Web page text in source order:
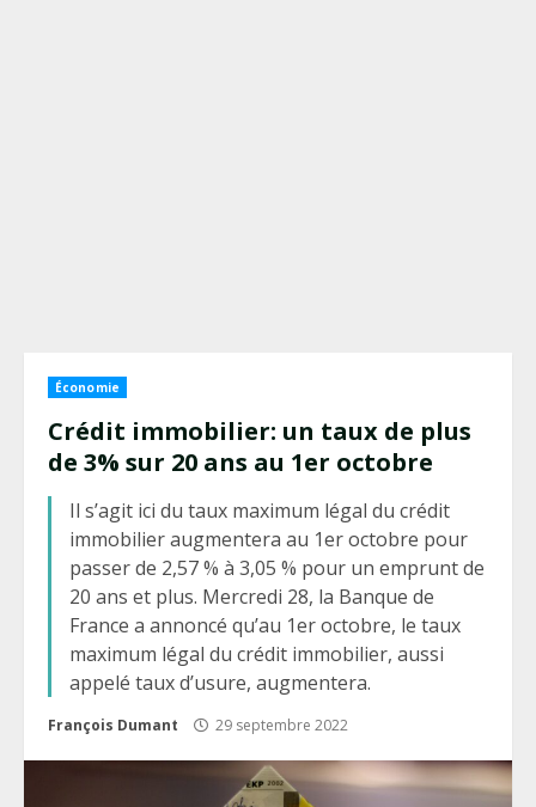
Économie
Crédit immobilier: un taux de plus
de 3% sur 20 ans au 1er octobre
Il s’agit ici du taux maximum légal du crédit
immobilier augmentera au 1er octobre pour
passer de 2,57 % à 3,05 % pour un emprunt de
20 ans et plus. Mercredi 28, la Banque de
France a annoncé qu’au 1er octobre, le taux
maximum légal du crédit immobilier, aussi
appelé taux d’usure, augmentera.
François Dumant 29 septembre 2022